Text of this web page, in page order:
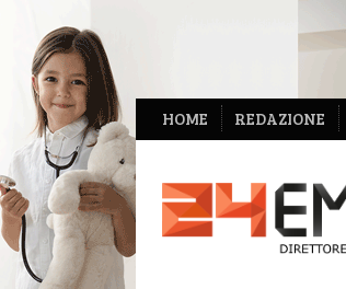
NAVIGAZIONE
SECONDARIA
HOME REDAZIONE